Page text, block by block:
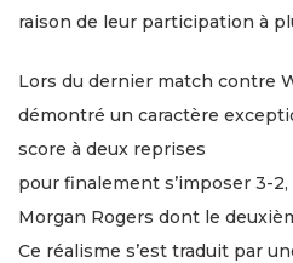
raison de leur participation à
Lors du dernier match contre
démontré un caractère
score à deux reprises
pour finalement s’imposer 3-
Morgan Rogers dont le
Ce réalisme s’est traduit par